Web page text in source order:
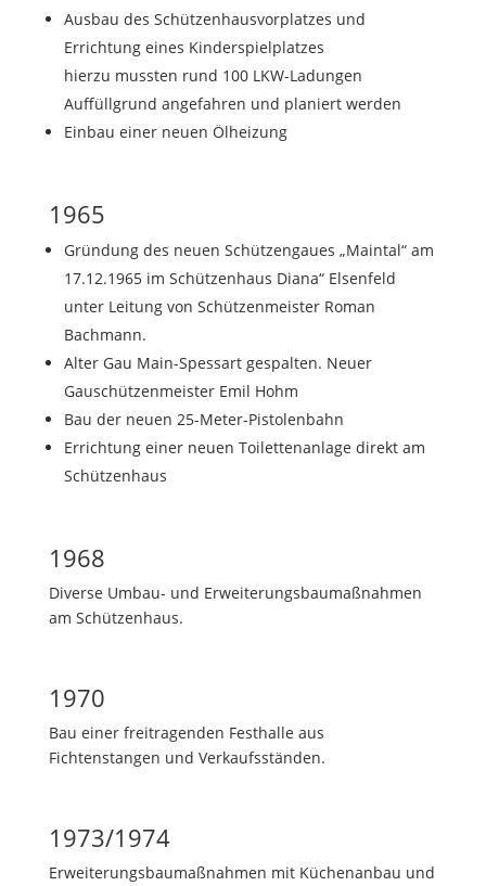
Ausbau des Schützenhausvorplatzes und
Errichtung eines Kinderspielplatzes
hierzu mussten rund 100 LKW-Ladungen
Auffüllgrund angefahren und planiert werden
Einbau einer neuen Ölheizung
1965
Gründung des neuen Schützengaues „Maintal“ am
17.12.1965 im Schützenhaus Diana“ Elsenfeld
unter Leitung von Schützenmeister Roman
Bachmann.
Alter Gau Main-Spessart gespalten. Neuer
Gauschützenmeister Emil Hohm
Bau der neuen 25-Meter-Pistolenbahn
Errichtung einer neuen Toilettenanlage direkt am
Schützenhaus
1968
Diverse Umbau- und Erweiterungsbaumaßnahmen
am Schützenhaus.
1970
Bau einer freitragenden Festhalle aus
Fichtenstangen und Verkaufsständen.
1973/1974
Erweiterungsbaumaßnahmen mit Küchenanbau und